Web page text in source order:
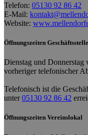
Telefon: 05130 92 86 42
E-Mail:
Website:
Öffnungszeiten Geschäftsstelle
Dienstag und Donnerstag
vorheriger telefonischer
Telefonisch ist die
unter05130 92 86 42
Öffnungszeiten Vereinslokal